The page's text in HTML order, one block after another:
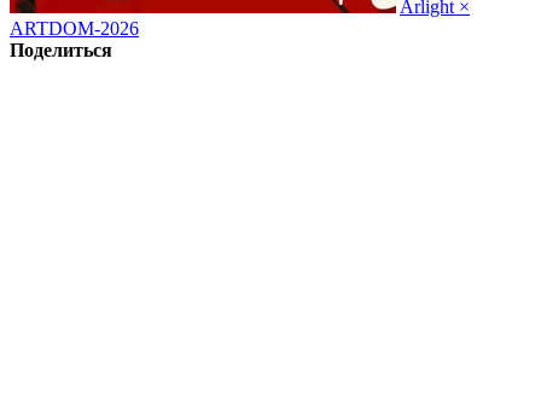
Arlight ×
ARTDOM-2026
Поделиться